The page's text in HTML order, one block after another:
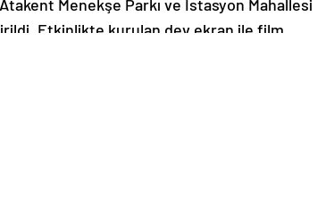
Menekşe Parkı ve İstasyon Mahallesi
Etkinlikte kurulan dev ekran ile film